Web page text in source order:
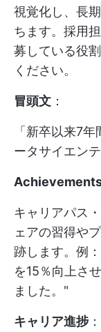
視覚化し、長
ちます。採用
募している役
ください。
冒頭文 ：
「新卒以来7
ータサイエン
キャリアパス
ェアの習得や
跡します。例
を15％向上さ
ました。"
キャリア進捗：